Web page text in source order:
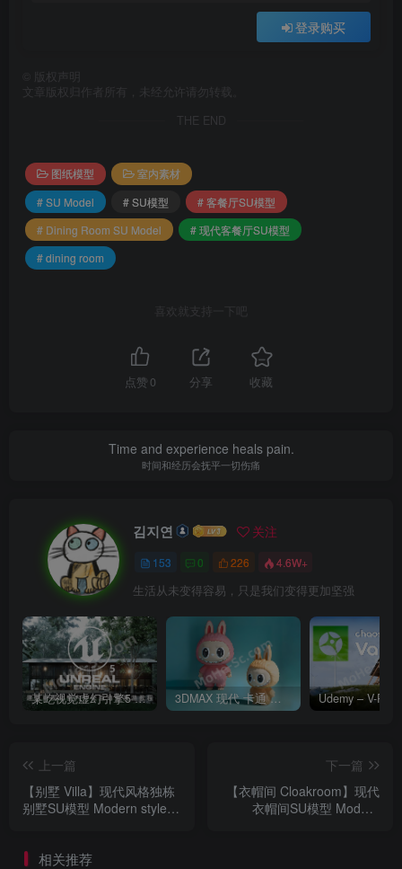
登录购买
版权声明
文章版权归作者所有，未经允许请勿转载。
THE END
图纸模型
室内素材
# SU Model
# SU模型
# 客餐厅SU模型
# Dining Room SU Model
# 现代客餐厅SU模型
# dining room
喜欢就支持一下吧
点赞 0 分享 收藏
Time and experience heals pain.
时间和经历会抚平一切伤痛
김지연 关注
153 0 226 4.6W+
生活从未变得容易，只是我们变得更加坚强
某屹视觉虚幻引擎5 / UE5建筑可视化室内外交互动画漫游教程 全面掌握Unreal Engine 5实时室内外交互渲染课程 3DMAX 现代 卡通 玩偶 手办 公仔 雕塑 摆件 Labubu布拉拉3D模型
上一篇
【别墅 Villa】现代风格独栋
别墅SU模型 Modern style
下一篇
【衣帽间 Cloakroom】现代
衣帽间SU模型 Modern
相关推荐